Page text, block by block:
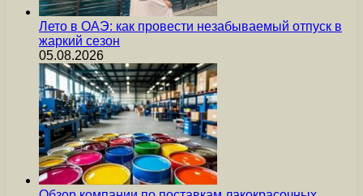
Лето в ОАЭ: как провести незабываемый отпуск в
жаркий сезон
05.08.2026